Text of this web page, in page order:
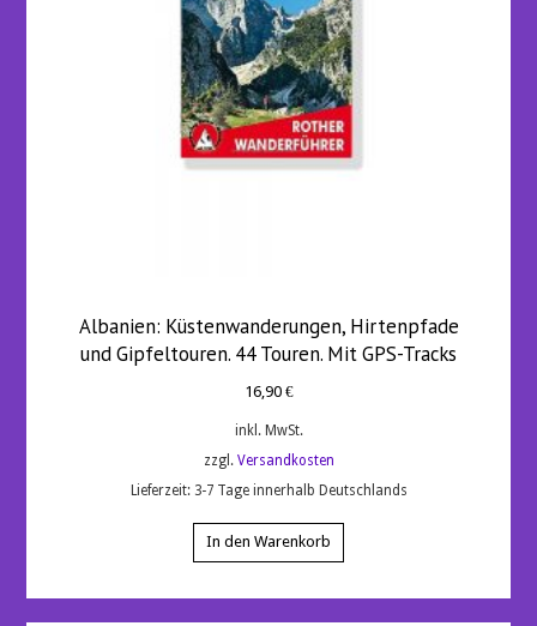
Albanien: Küstenwanderungen, Hirtenpfade
und Gipfeltouren. 44 Touren. Mit GPS-Tracks
16,90 €
inkl. MwSt.
zzgl. Versandkosten
Lieferzeit: 3-7 Tage innerhalb Deutschlands
In den Warenkorb